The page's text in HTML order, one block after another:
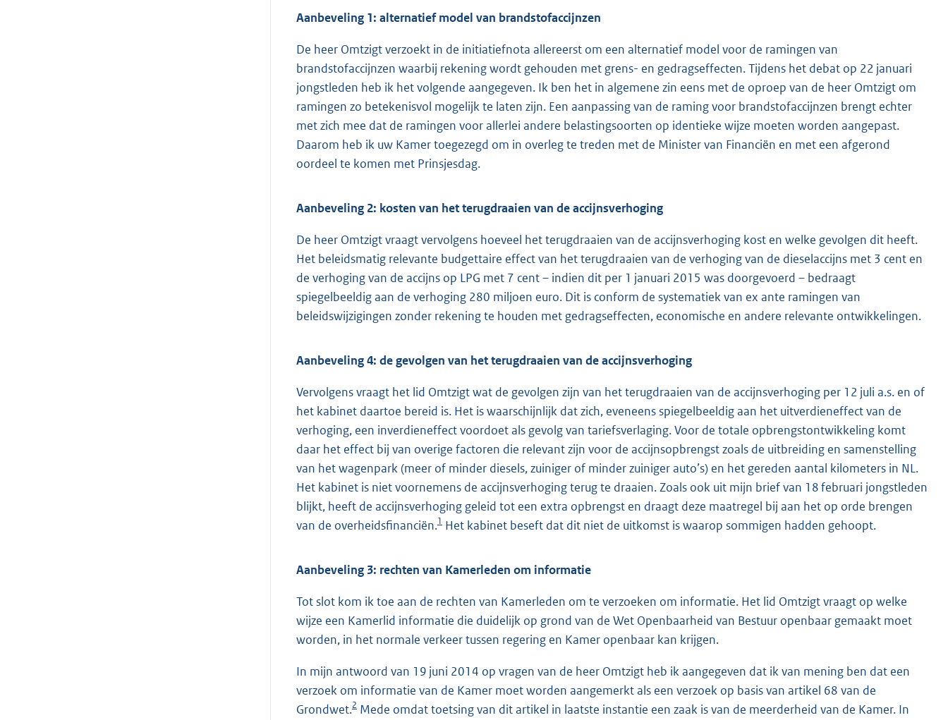
Aanbeveling 1: alternatief model van brandstofaccijnzen
De heer Omtzigt verzoekt in de initiatiefnota allereerst om een alternatief model voor de ramingen van
brandstofaccijnzen waarbij rekening wordt gehouden met grens- en gedragseffecten. Tijdens het debat op 22 januari
jongstleden heb ik het volgende aangegeven. Ik ben het in algemene zin eens met de oproep van de heer Omtzigt om
ramingen zo betekenisvol mogelijk te laten zijn. Een aanpassing van de raming voor brandstofaccijnzen brengt echter
met zich mee dat de ramingen voor allerlei andere belastingsoorten op identieke wijze moeten worden aangepast.
Daarom heb ik uw Kamer toegezegd om in overleg te treden met de Minister van Financiën en met een afgerond
oordeel te komen met Prinsjesdag.
Aanbeveling 2: kosten van het terugdraaien van de accijnsverhoging
De heer Omtzigt vraagt vervolgens hoeveel het terugdraaien van de accijnsverhoging kost en welke gevolgen dit heeft.
Het beleidsmatig relevante budgettaire effect van het terugdraaien van de verhoging van de dieselaccijns met 3 cent en
de verhoging van de accijns op LPG met 7 cent – indien dit per 1 januari 2015 was doorgevoerd – bedraagt
spiegelbeeldig aan de verhoging 280 miljoen euro. Dit is conform de systematiek van ex ante ramingen van
beleidswijzigingen zonder rekening te houden met gedragseffecten, economische en andere relevante ontwikkelingen.
Aanbeveling 4: de gevolgen van het terugdraaien van de accijnsverhoging
Vervolgens vraagt het lid Omtzigt wat de gevolgen zijn van het terugdraaien van de accijnsverhoging per 12 juli a.s. en of
het kabinet daartoe bereid is. Het is waarschijnlijk dat zich, eveneens spiegelbeeldig aan het uitverdieneffect van de
verhoging, een inverdieneffect voordoet als gevolg van tariefsverlaging. Voor de totale opbrengstontwikkeling komt
daar het effect bij van overige factoren die relevant zijn voor de accijnsopbrengst zoals de uitbreiding en samenstelling
van het wagenpark (meer of minder diesels, zuiniger of minder zuiniger auto’s) en het gereden aantal kilometers in NL.
Het kabinet is niet voornemens de accijnsverhoging terug te draaien. Zoals ook uit mijn brief van 18 februari jongstleden
blijkt, heeft de accijnsverhoging geleid tot een extra opbrengst en draagt deze maatregel bij aan het op orde brengen
van de overheidsfinanciën.1 Het kabinet beseft dat dit niet de uitkomst is waarop sommigen hadden gehoopt.
Aanbeveling 3: rechten van Kamerleden om informatie
Tot slot kom ik toe aan de rechten van Kamerleden om te verzoeken om informatie. Het lid Omtzigt vraagt op welke
wijze een Kamerlid informatie die duidelijk op grond van de Wet Openbaarheid van Bestuur openbaar gemaakt moet
worden, in het normale verkeer tussen regering en Kamer openbaar kan krijgen.
In mijn antwoord van 19 juni 2014 op vragen van de heer Omtzigt heb ik aangegeven dat ik van mening ben dat een
verzoek om informatie van de Kamer moet worden aangemerkt als een verzoek op basis van artikel 68 van de
Grondwet.2 Mede omdat toetsing van dit artikel in laatste instantie een zaak is van de meerderheid van de Kamer. In